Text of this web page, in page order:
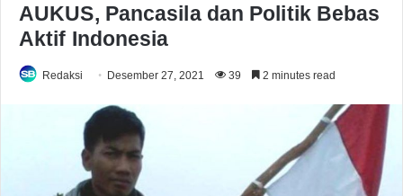
AUKUS, Pancasila dan Politik Bebas
Aktif Indonesia
Redaksi Desember 27, 2021 39 2 minutes read